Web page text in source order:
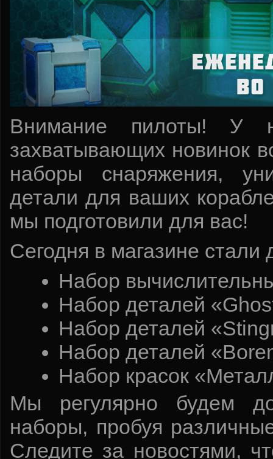
Внимание пилоты! У
захватывающих новинок
наборы снаряжения,
детали для ваших
мы подготовили для вас!
Сегодня в магазине
Набор
Набор деталей
Набор деталей
Набор деталей
Набор красок
Мы регулярно будем
наборы, пробуя
Следите за новостями,